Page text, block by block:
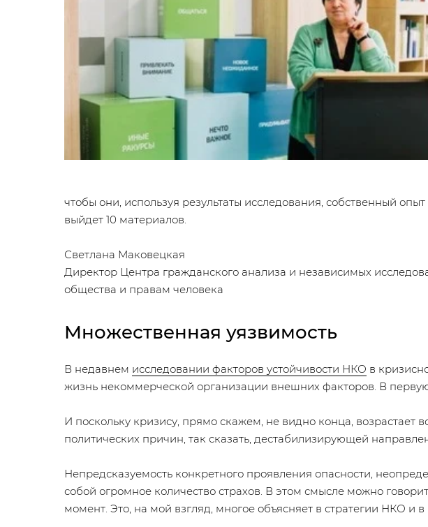
чтобы они, используя результаты исследования, собственный
выйдет 10 материалов.
Светлана Маковецкая
Директор Центра гражданского анализа и независимых
общества и правам человека
Множественная уязвимость
В недавнем исследовании факторов устойчивости НКО в
жизнь некоммерческой организации внешних факторов. В
И поскольку кризису, прямо скажем, не видно конца, возрастает
политических причин, так сказать, дестабилизирующей
Непредсказуемость конкретного проявления опасности,
собой огромное количество страхов. В этом смысле можно
момент. Это, на мой взгляд, многое объясняет в стратегии НКО и